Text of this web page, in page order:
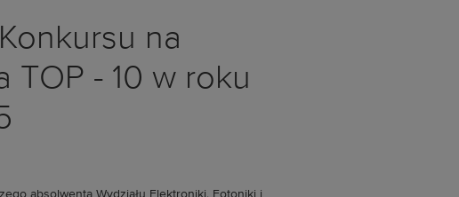
na
- 10 w roku
absolwenta Wydziału Elektroniki, Fotoniki i